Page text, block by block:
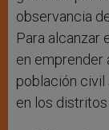
observancia
Para alcanzar
en emprender
población civil
en los